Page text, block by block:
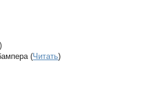
)
(Читать)